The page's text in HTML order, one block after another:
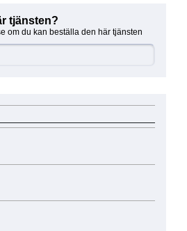
tjänsten?
om du kan beställa den här tjänsten